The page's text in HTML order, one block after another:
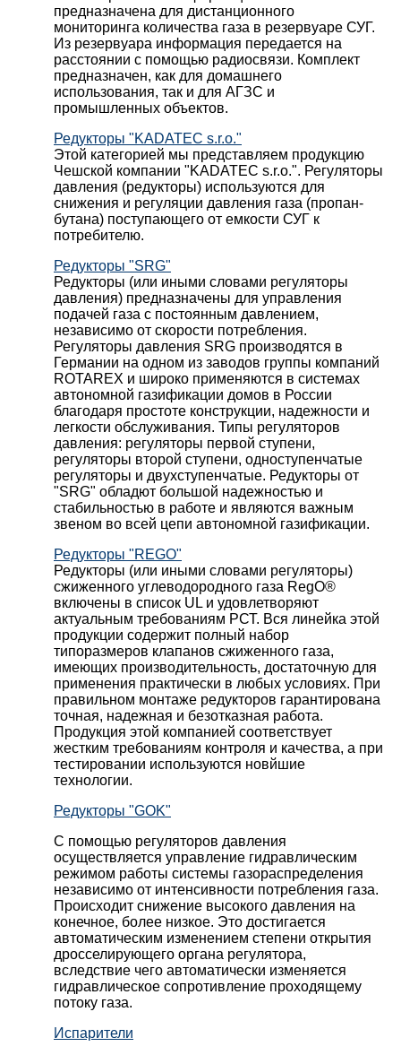
предназначена для дистанционного
мониторинга количества газа в резервуаре СУГ.
Из резервуара информация передается на
расстоянии с помощью радиосвязи. Комплект
предназначен, как для домашнего
использования, так и для АГЗС и
промышленных объектов.
Редукторы "KADATEC s.r.o."
Этой категорией мы представляем продукцию
Чешской компании "KADATEC s.r.o.". Регуляторы
давления (редукторы) используются для
снижения и регуляции давления газа (пропан-
бутана) поступающего от емкости СУГ к
потребителю.
Редукторы "SRG"
Редукторы (или иными словами регуляторы
давления) предназначены для управления
подачей газа с постоянным давлением,
независимо от скорости потребления.
Регуляторы давления SRG производятся в
Германии на одном из заводов группы компаний
ROTAREX и широко применяются в системах
автономной газификации домов в России
благодаря простоте конструкции, надежности и
легкости обслуживания. Типы регуляторов
давления: регуляторы первой ступени,
регуляторы второй ступени, одноступенчатые
регуляторы и двухступенчатые. Редукторы от
"SRG" обладют большой надежностью и
стабильностью в работе и являются важным
звеном во всей цепи автономной газификации.
Редукторы "REGO"
Редукторы (или иными словами регуляторы)
сжиженного углеводородного газа RegO®
включены в список UL и удовлетворяют
актуальным требованиям РСТ. Вся линейка этой
продукции содержит полный набор
типоразмеров клапанов сжиженного газа,
имеющих производительность, достаточную для
применения практически в любых условиях. При
правильном монтаже редукторов гарантирована
точная, надежная и безотказная работа.
Продукция этой компанией соответствует
жестким требованиям контроля и качества, а при
тестировании используются новйшие
технологии.
Редукторы "GOK"
С помощью регуляторов давления
осуществляется управление гидравлическим
режимом работы системы газораспределения
независимо от интенсивности потребления газа.
Происходит снижение высокого давления на
конечное, более низкое. Это достигается
автоматическим изменением степени открытия
дросселирующего органа регулятора,
вследствие чего автоматически изменяется
гидравлическое сопротивление проходящему
потоку газа.
Испарители